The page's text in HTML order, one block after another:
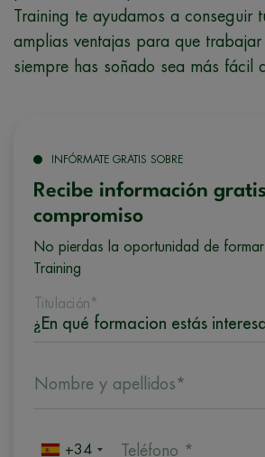
Training te ayudamos a conseguir
amplias ventajas para que trabajar
siempre has soñado sea más fácil
INFÓRMATE GRATIS SOBRE
Recibe información
compromiso
No pierdas la oportunidad de
Training
Titulación*
Nombre y apellidos*
+34 Teléfono *